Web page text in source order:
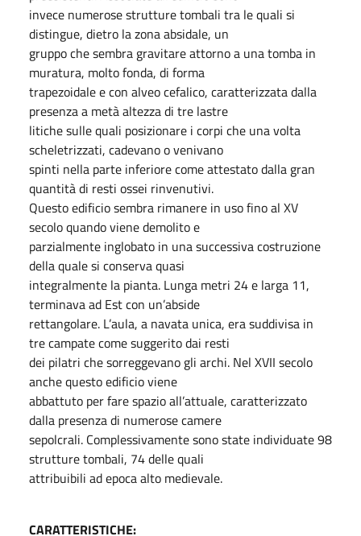
invece numerose strutture tombali tra le quali si
distingue, dietro la zona absidale, un
gruppo che sembra gravitare attorno a una tomba in
muratura, molto fonda, di forma
trapezoidale e con alveo cefalico, caratterizzata dalla
presenza a metà altezza di tre lastre
litiche sulle quali posizionare i corpi che una volta
scheletrizzati, cadevano o venivano
spinti nella parte inferiore come attestato dalla gran
quantità di resti ossei rinvenutivi.
Questo edificio sembra rimanere in uso fino al XV
secolo quando viene demolito e
parzialmente inglobato in una successiva costruzione
della quale si conserva quasi
integralmente la pianta. Lunga metri 24 e larga 11,
terminava ad Est con un’abside
rettangolare. L’aula, a navata unica, era suddivisa in
tre campate come suggerito dai resti
dei pilatri che sorreggevano gli archi. Nel XVII secolo
anche questo edificio viene
abbattuto per fare spazio all’attuale, caratterizzato
dalla presenza di numerose camere
sepolcrali. Complessivamente sono state individuate 98
strutture tombali, 74 delle quali
attribuibili ad epoca alto medievale.
CARATTERISTICHE: